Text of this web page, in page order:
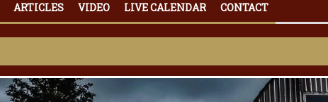
ARTICLES VIDEO LIVE CALENDAR CONTACT